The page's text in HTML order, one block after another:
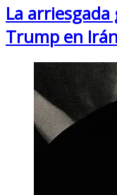
La
Trump en